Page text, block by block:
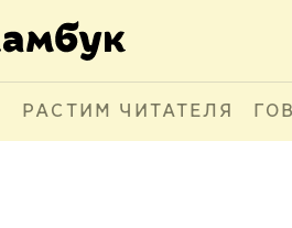
РАСТИМ ЧИТАТЕЛЯ